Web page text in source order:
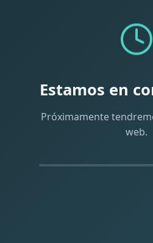
Estamos en
Próximamente
web.